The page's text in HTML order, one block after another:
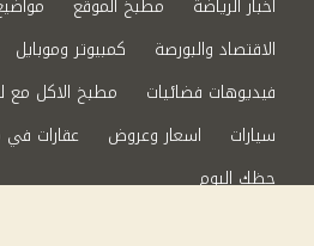
اخبار الرياضة
مطبخ الموقع
الاقتصاد والبورصة
كمبيوتر وموبايل
فيديوهات فضائيات
مطبخ الاكل
سيارات
اسعار وعروض عقارات
حظك اليوم